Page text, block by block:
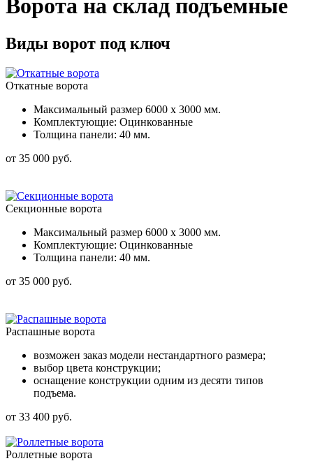
Ворота на склад подъемные
Виды ворот под ключ
Откатные ворота
Максимальный размер 6000 x 3000 мм.
Комплектующие: Оцинкованные
Толщина панели: 40 мм.
от 35 000 руб.
Секционные ворота
Максимальный размер 6000 x 3000 мм.
Комплектующие: Оцинкованные
Толщина панели: 40 мм.
от 35 000 руб.
Распашные ворота
возможен заказ модели нестандартного размера;
выбор цвета конструкции;
оснащение конструкции одним из десяти типов
подъема.
от 33 400 руб.
Роллетные ворота